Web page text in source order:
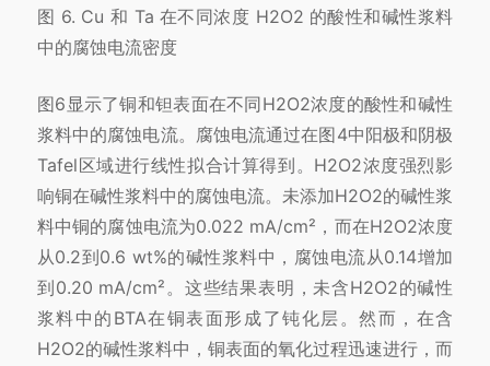
图 6. Cu 和 Ta 在不同浓度 H2O2 的酸性和碱性浆料
中的腐蚀电流密度
图6显示了铜和钽表面在不同H2O2浓度的酸性和碱性
浆料中的腐蚀电流。腐蚀电流通过在图4中阳极和阴极
Tafel区域进行线性拟合计算得到。H2O2浓度强烈影
响铜在碱性浆料中的腐蚀电流。未添加H2O2的碱性浆
料中铜的腐蚀电流为0.022 mA/cm²，而在H2O2浓度
从0.2到0.6 wt%的碱性浆料中，腐蚀电流从0.14增加
到0.20 mA/cm²。这些结果表明，未含H2O2的碱性
浆料中的BTA在铜表面形成了钝化层。然而，在含
H2O2的碱性浆料中，铜表面的氧化过程迅速进行，而